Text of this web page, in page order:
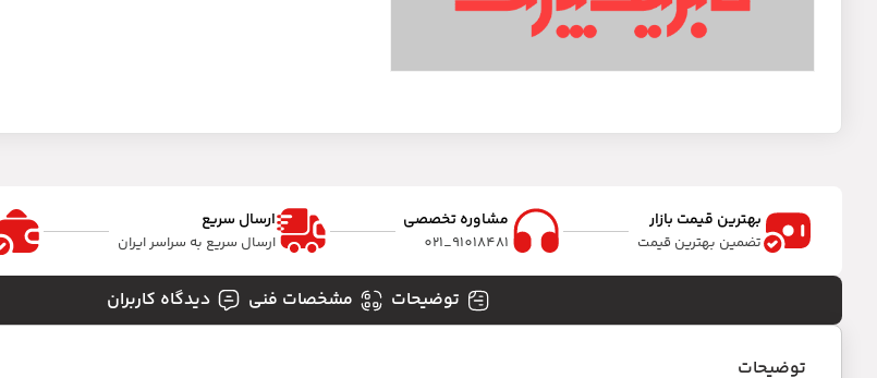
بهترین قیمت بازار
تضمین بهترین قیمت
مشاوره تخصصی
91018481_021
ارسال سریع
ارسال سریع به سراسر ایران
توضیحات مشخصات فنی دیدگاه کاربران
توضیحات